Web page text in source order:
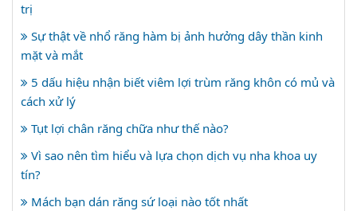
trị
Sự thật về nhổ răng hàm bị ảnh hưởng dây thần kinh
mặt và mắt
5 dấu hiệu nhận biết viêm lợi trùm răng khôn có mủ và
cách xử lý
Tụt lợi chân răng chữa như thế nào?
Vì sao nên tìm hiểu và lựa chọn dịch vụ nha khoa uy
tín?
Mách bạn dán răng sứ loại nào tốt nhất